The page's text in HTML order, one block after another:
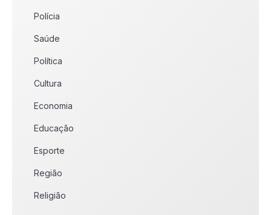
Polícia
Saúde
Política
Cultura
Economia
Educação
Esporte
Região
Religião